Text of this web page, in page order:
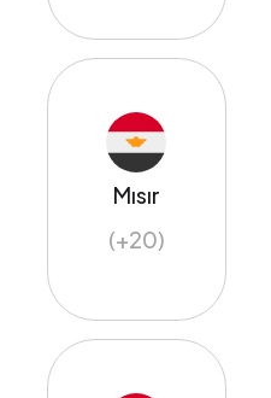
Mısır
(+20)